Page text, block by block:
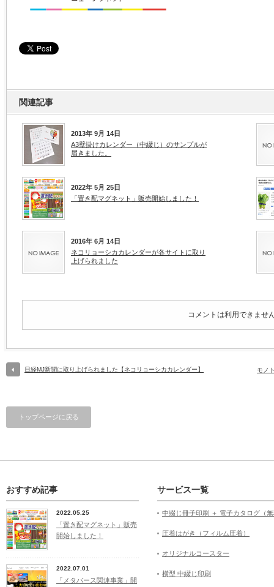
関連記事
2013年 9月 14日
A3壁掛けカレンダー（中綴じ）のサンプルが
届きました。
2022年 5月 25日
「置き配マグネット」販売開始しました！
2016年 6月 14日
ネコリョーシカカレンダーが各サイトに取り
上げられました
コメントは利用できませ
日経MJ新聞に取り上げられました【ネコリョーシカカレンダー】 モノ
トップページに戻る
おすすめ記事
2022.05.25
「置き配マグネット」販売
開始しました！
2022.07.01
「メタバース関連事業」開
サービス一覧
中綴じ冊子印刷 ＋ 電子カタログ（
圧着はがき（フィルム圧着）
オリジナルコースター
横型 中綴じ印刷